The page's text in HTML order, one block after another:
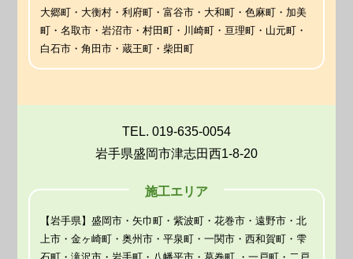
大郷町・大衡村・利府町・富谷市・大和町・色麻町・加美
町・名取市・岩沼市・村田町・川崎町・亘理町・山元町・
白石市・角田市・蔵王町・柴田町
TEL. 019-635-0054
岩手県盛岡市津志田西1-8-20
施工エリア
【岩手県】盛岡市・矢巾町・紫波町・花巻市・遠野市・北
上市・金ヶ崎町・奥州市・平泉町・一関市・西和賀町・雫